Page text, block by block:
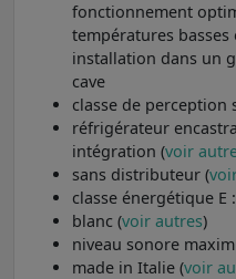
fonctionnement
températures
installation dans un
cave
classe de perception
réfrigérateur
intégration (voir
sans distributeur (
classe énergétique E
blanc (voir autres)
niveau sonore
made in Italie (voir